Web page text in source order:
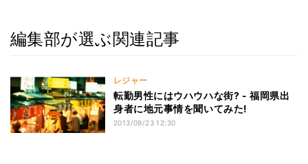
編集部が選ぶ関連記事
レジャー
転勤男性にはウハウハな街? - 福岡県出
身者に地元事情を聞いてみた!
2013/09/23 12:30